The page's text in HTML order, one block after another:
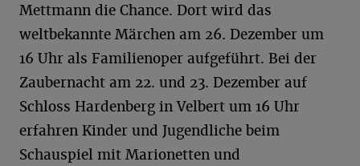
Mettmann die Chance. Dort wird das
weltbekannte Märchen am 26. Dezember um
16 Uhr als Familienoper aufgeführt. Bei der
Zaubernacht am 22. und 23. Dezember auf
Schloss Hardenberg in Velbert um 16 Uhr
erfahren Kinder und Jugendliche beim
Schauspiel mit Marionetten und